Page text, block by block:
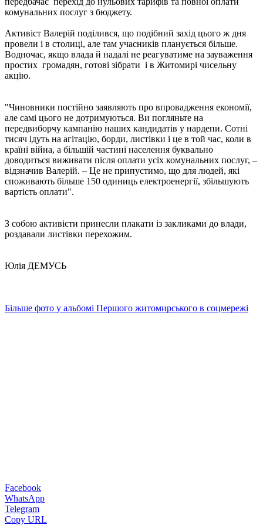
комунальних послуг з бюджету.
Активіст Валерій поділився, що подібний захід цього ж дня
провели і в столиці, але там учасників планується більше.
Водночас, якщо влада й надалі не реагуватиме на зауваження
простих громадян, готові зібрати і в Житомирі чисельну
акцію.
"Чиновники постійно заявляють про впровадження економії,
але самі цього не дотримуються. Ви погляньте на
передвиборчу кампанію наших кандидатів у нардепи. Сотні
тисяч ідуть на агітацію, борди, листівки і це в той час, коли в
країні війна, а більшій частині населення буквально
доводиться виживати після оплати усіх комунальних послуг, –
відзначив Валерій. – Це не припустимо, що для людей, які
споживають більше 150 одиниць електроенергії, збільшують
вартість оплати".
З собою активісти принесли плакати із закликами до влади,
роздавали листівки перехожим.
Юлія ДЕМУСЬ
Більше фото у альбомі Першого житомирського в соцмережі
Facebook
WhatsApp
Telegram
Copy URL